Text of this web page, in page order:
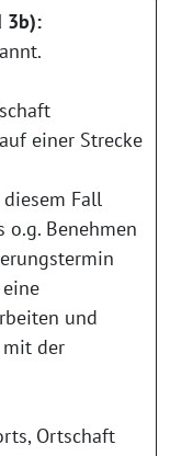
3b):
einer Strecke
Fall
Benehmen
und
mit der
Ortschaft